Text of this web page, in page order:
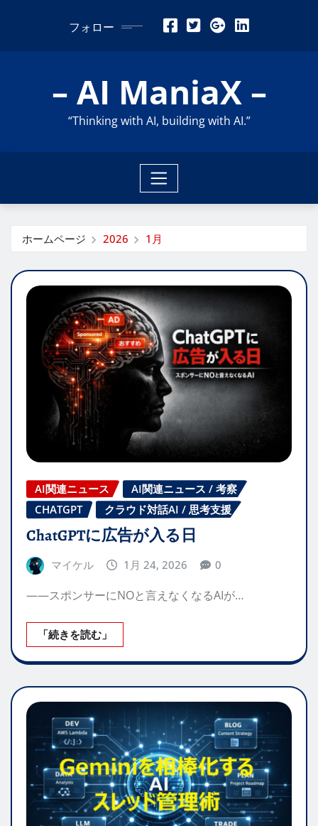
フォロー
– AI ManiaX –
“Thinking with AI, building with AI.”
ホームページ 2026 1月
AI関連ニュース
AI関連ニュース / 考察
CHATGPT
クラウド対話AI / 思考支援
ChatGPTに広告が入る日
マイケル 1月 24, 2026 0
——スポンサーにNOと言えなくなるAIが…
「続きを読む」